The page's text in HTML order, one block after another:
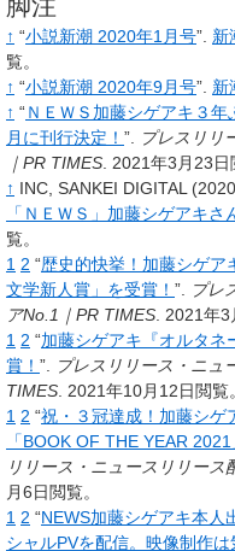
脚注
↑ “小説新潮 2020年1月号”. 新
覧。
↑ “小説新潮 2020年9月号”. 新
↑ “ ＮＥＷＳ加藤シゲアキ３
月に刊行決定！ ”. プレスリリ
｜PR TIMES. 2021年3月23日
↑ INC, SANKEI DIGITAL
「ＮＥＷＳ」加藤シゲアキさ
覧。
1 2 “歴史的快挙！加藤シゲア
文学新人賞」を受賞！ ”. プレ
アNo.1｜PR TIMES. 2021年3
1 2 “加藤シゲアキ『オルタネ
賞！ ”. プレスリリース・ニュ
TIMES. 2021年10月12日閲覧。
1 2 “祝・３冠達成！加藤シゲ
「BOOK OF THE YEAR
リリース・ニュースリリー
月6日閲覧。
1 2 “NEWS加藤シゲアキ本人
シャルPVを配信。映像制作